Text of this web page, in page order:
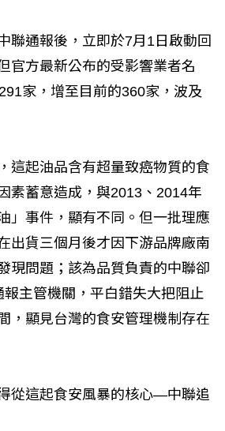
聯通報後，立即於7月1日啟動回
官方最新公布的受影響業者名
家，增至目前的360家，波及
這起油品含有超量致癌物質的食
素蓄意造成，與2013、2014年
」事件，顯有不同。但一批理應
出貨三個月後才因下游品牌廠南
現問題；該為品質負責的中聯卻
主管機關，平白錯失大把阻止
，顯見台灣的食安管理機制存在
從這起食安風暴的核心—中聯追